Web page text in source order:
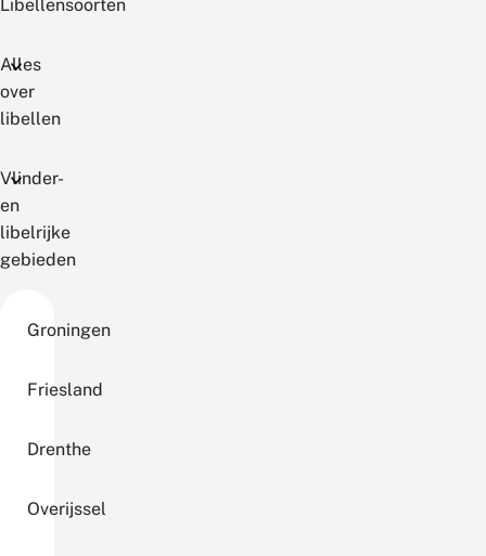
Libellensoorten
Alles
over
libellen
Vlinder-
en
libelrijke
gebieden
Groningen
Friesland
Drenthe
Overijssel